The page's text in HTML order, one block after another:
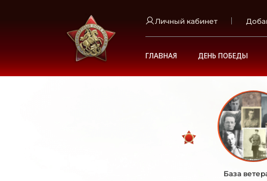
Личный кабинет
ГЛАВНАЯ ДЕНЬ ПОБЕДЫ
База